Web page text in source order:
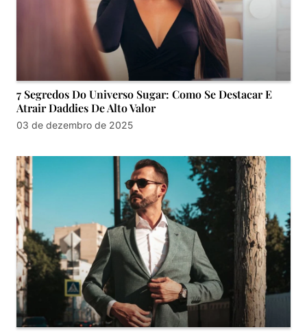
7 Segredos Do Universo Sugar: Como Se Destacar E
Atrair Daddies De Alto Valor
03 de dezembro de 2025